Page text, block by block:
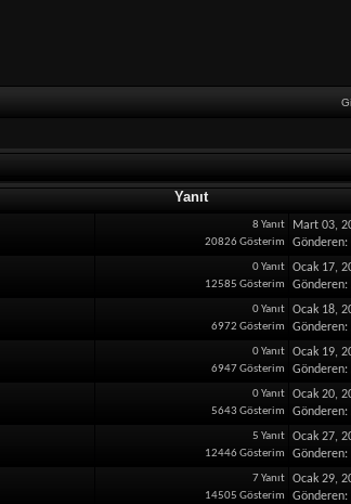
Yanıt
8 Yanıt
20826 Gösterim
Mart 03,
Gönderen:
0 Yanıt
12585 Gösterim
Ocak 17,
Gönderen:
0 Yanıt
6972 Gösterim
Ocak 18,
Gönderen:
0 Yanıt
6947 Gösterim
Ocak 19,
Gönderen:
0 Yanıt
5643 Gösterim
Ocak 20,
Gönderen:
5 Yanıt
12446 Gösterim
Ocak 27,
Gönderen:
7 Yanıt
14505 Gösterim
Ocak 29,
Gönderen: